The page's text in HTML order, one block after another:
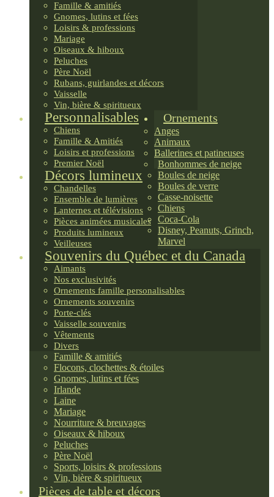
Famille & amitiés
Gnomes, lutins et fées
Loisirs & professions
Mariage
Oiseaux & hiboux
Peluches
Père Noël
Rubans, guirlandes et décors
Vaisselle
Vin, bière & spiritueux
Personnalisables
Chiens
Famille & Amitiés
Loisirs et professions
Premier Noël
Décors lumineux
Chandelles
Ensemble de lumières
Lanternes et télévisions
Pièces animées musicales
Produits lumineux
Veilleuses
Souvenirs du Québec et du Canada
Aimants
Nos exclusivités
Ornements famille personalisables
Ornements souvenirs
Porte-clés
Vaisselle souvenirs
Vêtements
Divers
Ornements
Anges
Animaux
Ballerines et patineuses
Bonhommes de neige
Boules de neige
Boules de verre
Casse-noisette
Chiens
Coca-Cola
Disney, Peanuts, Grinch,
Marvel
Famille & amitiés
Flocons, clochettes & étoiles
Gnomes, lutins et fées
Irlande
Laine
Mariage
Nourriture & breuvages
Oiseaux & hiboux
Peluches
Père Noël
Sports, loisirs & professions
Vin, bière & spiritueux
Pièces de table et décors